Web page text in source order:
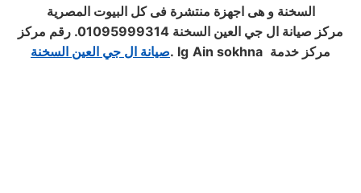
السخنة و هى اجهزة منتشرة فى كل البيوت المصرية
مركز صيانة ال جي العين السخنة 01095999314. رقم مركز
صيانة ال جي العين السخنة. lg Ain sokhna مركز خدمة